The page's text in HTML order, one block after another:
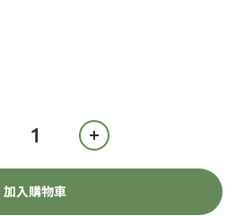
加入購物車